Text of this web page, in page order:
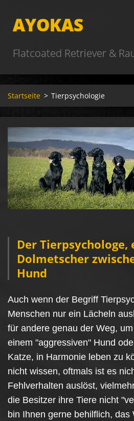
AYOKAS
Flatcoated Retriever &
Startseite > Tierpsychologie
Der Tierpsychologe,
Dolmetscher
Hund
Auch wenn der Begriff
Menschen nur ein Lächeln
für andere genau der Weg,
einem "aggressiven" Hund
Katze, in Harmonie leben zu
nicht wissen, oftmals ist es
Fehlverhalten auslöst,
die Besitzer ihre Tiere nicht
bin Ihnen gerne behilflich, das